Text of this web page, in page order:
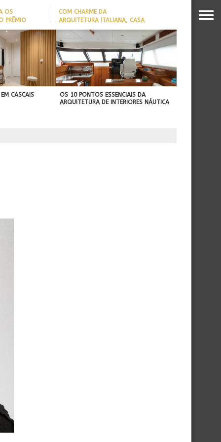
OS
PRÊMIO
DA
COM CHARME DA
ARQUITETURA ITALIANA, CASA
DE VILA COM 120M² GANHA
‘CARTÃO DE VISITAS’ COM
PAREDE DE TIJOLOS
APARENTES; CONFIRA
CASCAIS
OS 10 PONTOS ESSENCIAIS DA
ARQUITETURA DE INTERIORES NÁUTICA